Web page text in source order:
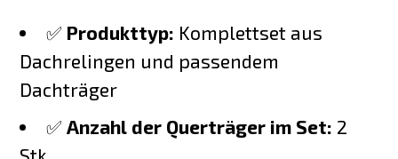
✅ Produkttyp: Komplettset aus
Dachrelingen und passendem
Dachträger
✅ Anzahl der Querträger im Set: 2